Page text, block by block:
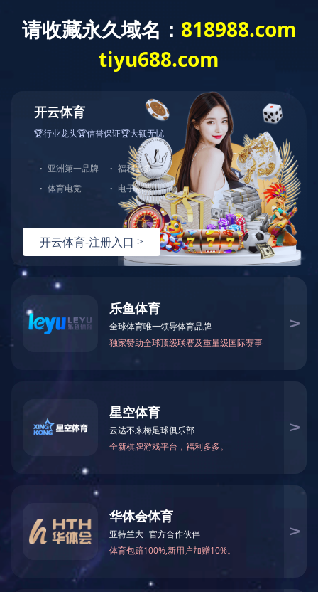
万象城(中国)>新闻中心>媒体关注
媒体关注
银川中铁水务2021年“双先”风采展示
作者：小编 更新时间：2022-04-27 18:14:49 点击数：1394
银川中铁水务2021年“双先”
风采展示(第三期)